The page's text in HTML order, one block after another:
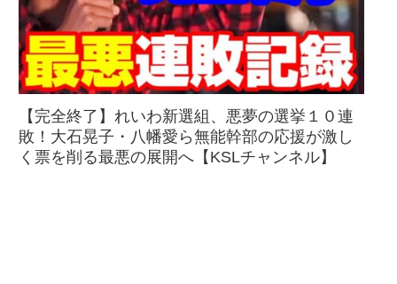
【完全終了】れいわ新選組、悪夢の選挙１０連
敗！大石晃子・八幡愛ら無能幹部の応援が激し
く票を削る最悪の展開へ【KSLチャンネル】